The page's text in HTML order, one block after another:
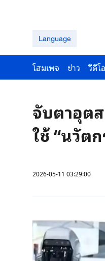
Language
โฮมเพจ ข่าว วีดีโ
จับตาอุต
ใช้ “นวัต
2026-05-11 03:29:00